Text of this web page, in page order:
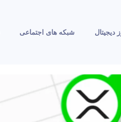
دیجیتال شبکه های اجتماعی